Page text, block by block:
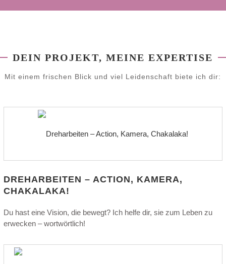
DEIN PROJEKT, MEINE EXPERTISE
Mit einem frischen Blick und viel Leidenschaft biete ich dir:
DREHARBEITEN – ACTION, KAMERA,
CHAKALAKA!
Du hast eine Vision, die bewegt? Ich helfe dir, sie zum Leben zu
erwecken – wortwörtlich!